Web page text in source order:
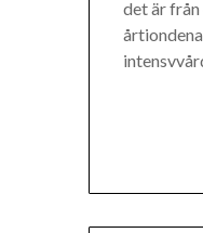
det är från